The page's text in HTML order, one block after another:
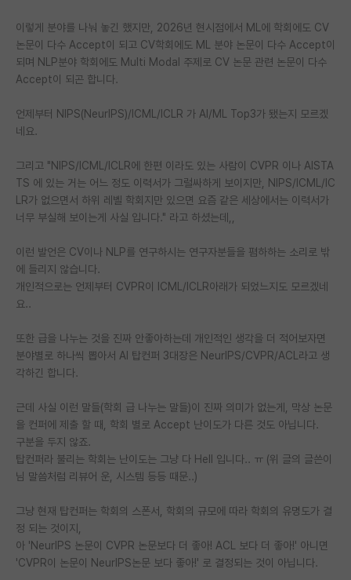
반도체 아카데미
재팬라운지 🌸
이렇게 분야를 나눠 놓긴 했지만, 2026년 현시점에서 ML에 학회에도 CV
논문이 다수 Accept이 되고 CV학회에도 ML 분야 논문이 다수 Accept이
되며 NLP분야 학회에도 Multi Modal 주제로 CV 논문 관련 논문이 다수
Accept이 되곤 합니다.
언제부터 NIPS(NeurIPS)/ICML/ICLR 가 AI/ML Top3가 됐는지 모르겠
네요.
그리고 "NIPS/ICML/ICLR에 한편 이라도 있는 사람이 CVPR 이나 AISTA
TS 에 있는 거는 어느 정도 이력서가 그럴싸하게 보이지만, NIPS/ICML/IC
LR가 없으면서 하위 레벨 학회지만 있으면 요즘 같은 세상에서는 이력서가
너무 부실해 보이는게 사실 입니다." 라고 하셨는데,,
이런 발언은 CV이나 NLP를 연구하시는 연구자분들을 폄하하는 소리로 밖
에 들리지 않습니다.
개인적으로는 언제부터 CVPR이 ICML/ICLR아래가 되었느지도 모르겠네
요..
또한 급을 나누는 것을 진짜 안좋아하는데 개인적인 생각을 더 적어보자면
분야별로 하나씩 뽑아서 AI 탑컨퍼 3대장은 NeurIPS/CVPR/ACL라고 생
각하긴 합니다.
근데 사실 이런 말들(학회 급 나누는 말들)이 진짜 의미가 없는게, 막상 논문
을 컨퍼에 제출 할 때, 학회 별로 Accept 난이도가 다른 것도 아닙니다.
구분을 두지 않죠.
탑컨퍼라 불리는 학회는 난이도는 그냥 다 Hell 입니다.. ㅠ (위 글의 글쓴이
님 말씀처럼 리뷰어 운, 시스템 등등 때문..)
그냥 현재 탑컨퍼는 학회의 스폰서, 학회의 규모에 따라 학회의 유명도가 결
정 되는 것이지,
아 'NeurIPS 논문이 CVPR 논문보다 더 좋아! ACL 보다 더 좋아!' 아니면
'CVPR이 논문이 NeurIPS논문 보다 좋아!' 로 결정되는 것이 아닙니다.